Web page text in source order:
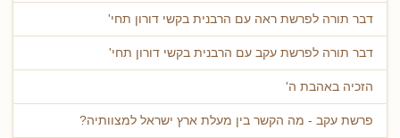
דבר תורה לפרשת ראה עם הרבנית בקשי דורון תחי'
דבר תורה לפרשת עקב עם הרבנית בקשי דורון תחי'
הזכיה באהבת ה'
פרשת עקב - מה הקשר בין מעלת ארץ ישראל למצוותיה?